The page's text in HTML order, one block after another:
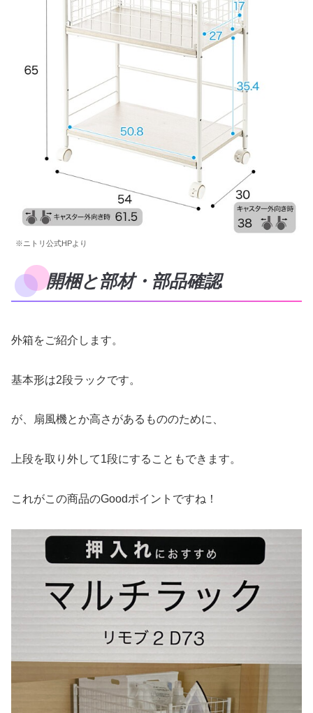
※ニトリ公式HPより
開梱と部材・部品確認
外箱をご紹介します。
基本形は2段ラックです。
が、扇風機とか高さがあるもののために、
上段を取り外して1段にすることもできます。
これがこの商品のGoodポイントですね！